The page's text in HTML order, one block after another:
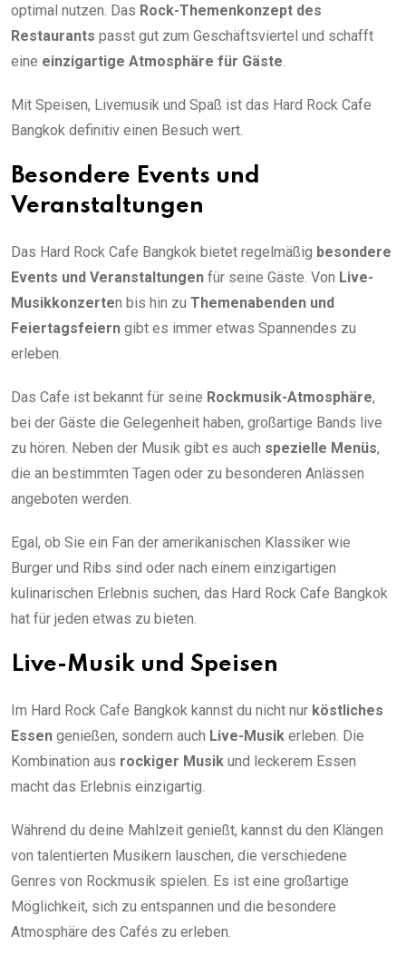
optimal nutzen. Das Rock-Themenkonzept des
Restaurants passt gut zum Geschäftsviertel und schafft
eine einzigartige Atmosphäre für Gäste
Mit Speisen, Livemusik und Spaß ist das Hard Rock Cafe
Bangkok definitiv einen Besuch wert.
Besondere Events und
Veranstaltungen
Das Hard Rock Cafe Bangkok bietet regelmäßig besondere
Events und Veranstaltungen für seine Gäste. Von Live-
Musikkonzerten bis hin zu Themenabenden und
Feiertagsfeiern gibt es immer etwas Spannendes zu
erleben.
Das Cafe ist bekannt für seine Rockmusik-Atmosphäre,
bei der Gäste die Gelegenheit haben, großartige Bands live
zu hören. Neben der Musik gibt es auch spezielle Menüs,
die an bestimmten Tagen oder zu besonderen Anlässen
angeboten werden.
Egal, ob Sie ein Fan der amerikanischen Klassiker wie
Burger und Ribs sind oder nach einem einzigartigen
kulinarischen Erlebnis suchen, das Hard Rock Cafe Bangkok
hat für jeden etwas zu bieten.
Live-Musik und Speisen
Im Hard Rock Cafe Bangkok kannst du nicht nur köstliches
Essen genießen, sondern auch Live-Musik erleben. Die
Kombination aus rockiger Musik und leckerem Essen
macht das Erlebnis einzigartig.
Während du deine Mahlzeit genießt, kannst du den Klängen
von talentierten Musikern lauschen, die verschiedene
Genres von Rockmusik spielen. Es ist eine großartige
Möglichkeit, sich zu entspannen und die besondere
Atmosphäre des Cafés zu erleben.